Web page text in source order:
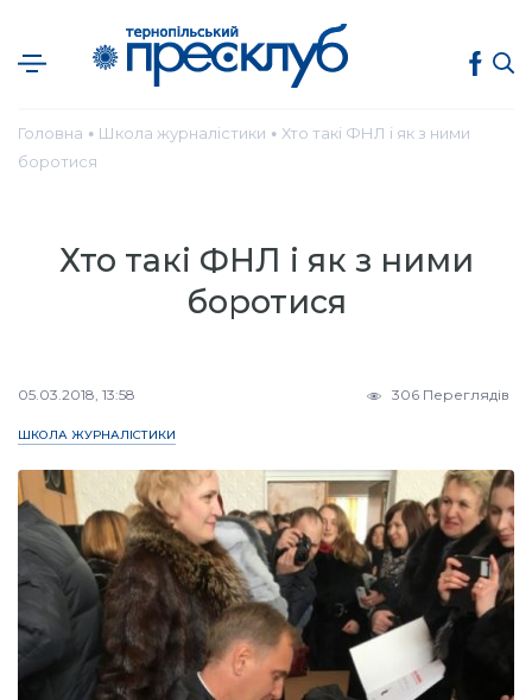
Головна ● Школа журналістики ● Хто такі ФНЛ і як з ними
боротися
Хто такі ФНЛ і як з ними
боротися
05.03.2018, 13:58 306 Переглядів
ШКОЛА ЖУРНАЛІСТИКИ